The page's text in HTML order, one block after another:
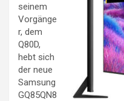
seinem
Vorgänge
r, dem
Q80D,
hebt sich
der neue
Samsung
GQ85QN8